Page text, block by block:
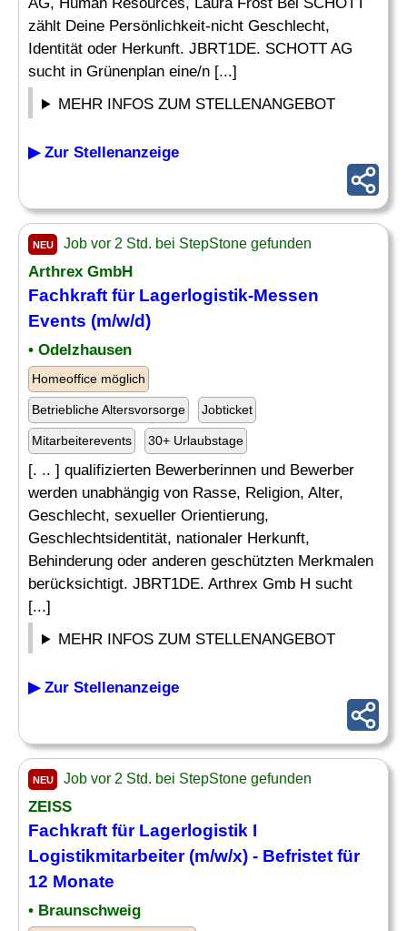
zählt Deine Persönlichkeit-nicht Geschlecht,
Identität oder Herkunft. JBRT1DE. SCHOTT AG
sucht in Grünenplan eine/n [...]
MEHR INFOS ZUM STELLENANGEBOT
▶ Zur Stellenanzeige
NEU Job vor 2 Std. bei StepStone gefunden
Arthrex GmbH
Fachkraft für Lagerlogistik-Messen
Events (m/w/d)
• Odelzhausen
Homeoffice möglich
Betriebliche Altersvorsorge Jobticket
Mitarbeiterevents 30+ Urlaubstage
[. .. ] qualifizierten Bewerberinnen und Bewerber
werden unabhängig von Rasse, Religion, Alter,
Geschlecht, sexueller Orientierung,
Geschlechtsidentität, nationaler Herkunft,
Behinderung oder anderen geschützten Merkmalen
berücksichtigt. JBRT1DE. Arthrex Gmb H sucht
[...]
MEHR INFOS ZUM STELLENANGEBOT
▶ Zur Stellenanzeige
NEU Job vor 2 Std. bei StepStone gefunden
ZEISS
Fachkraft für Lagerlogistik I
Logistikmitarbeiter (m/w/x) - Befristet für
12 Monate
• Braunschweig